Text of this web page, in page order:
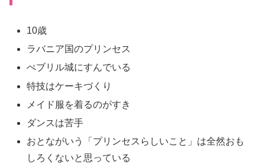
10歳
ラバニア国のプリンセス
ぺブリル城にすんでいる
特技はケーキづくり
メイド服を着るのがすき
ダンスは苦手
おとながいう「プリンセスらしいこと」は全然おも
しろくないと思っている